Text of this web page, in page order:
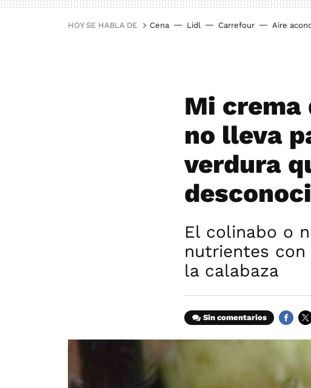
HOY SE HABLA DE Cena Lidl Carrefour Aire
Mi crema
no lleva
verdura
El colinabo o
nutrientes
la calabaza
Sin comentarios